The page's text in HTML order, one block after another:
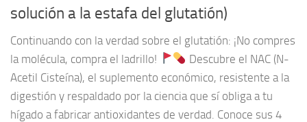
solución a la estafa del glutatión)
Continuando con la verdad sobre el glutatión: ¡No compres
la molécula, compra el ladrillo!
Descubre el NAC (N-
Acetil Cisteína), el suplemento económico, resistente a la
digestión y respaldado por la ciencia que sí obliga a tu
hígado a fabricar antioxidantes de verdad. Conoce sus 4